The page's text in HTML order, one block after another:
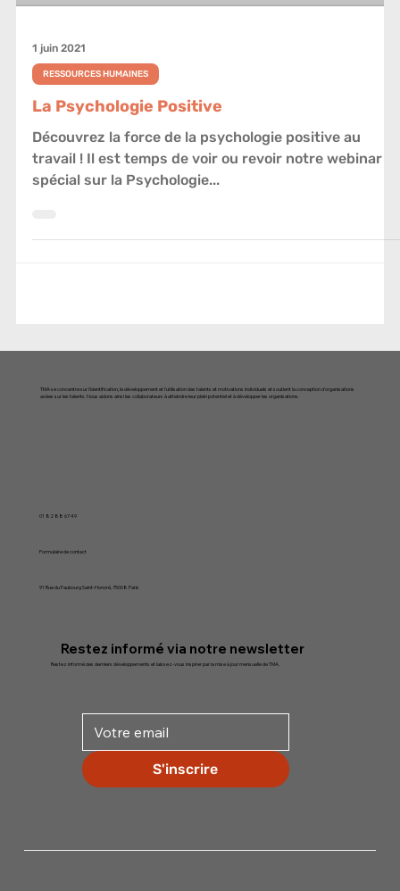
1 juin 2021
RESSOURCES HUMAINES
La Psychologie Positive
Découvrez la force de la psychologie positive au
travail ! Il est temps de voir ou revoir notre webinar
spécial sur la Psychologie...
TMA se concentre sur l'identification, le développement et l'utilisation des talents et motivations individuels et soutient la conception d'organisations
axées sur les talents. Nous aidons ainsi les collaborateurs à atteindre leur plein potentiel et à développer les organisations.
01 82 88 67 49
Formulaire de contact
91 Rue du Faubourg Saint-Honoré, 75008 Paris
Restez informé via notre newsletter
Restez informé des derniers développements et laissez-vous inspirer par la mise à jour mensuelle de TMA.
S'inscrire